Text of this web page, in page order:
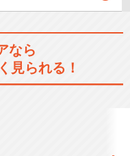
はプリキュア
なら
見られる！